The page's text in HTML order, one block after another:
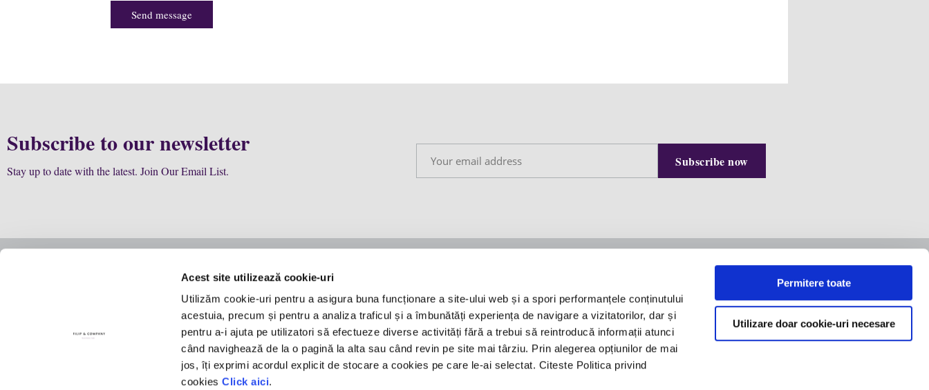
Acest site utilizează cookie-uri
Utilizăm cookie-uri pentru a asigura buna funcționare a site-ului web și a spori performanțele conținutului
acestuia, precum și pentru a analiza traficul și a îmbunătăți experiența de navigare a vizitatorilor, dar și
pentru a-i ajuta pe utilizatori să efectueze diverse activități fără a trebui să reintroducă informații atunci
când navighează de la o pagină la alta sau când revin pe site mai târziu. Prin alegerea opțiunilor de mai
jos, îți exprimi acordul explicit de stocare a cookies pe care le-ai selectat. Citeste Politica privind
cookiesClick aici.
Permitere toate
Utilizare doar cookie-uri necesare
Send message
Subscribe to our newsletter
Stay up to date with the latest. Join Our Email List.
Business
Recognitions
Law
Expertise
Future colleagues
Coronavirus taskforce
Legal news
Press releases
Privacy policy
Cookie policy
Regulament - A time to speak
ANPC
Equilibrium Building, 8th
Floor
office@filipandcompany.com
+40 21 527 2000